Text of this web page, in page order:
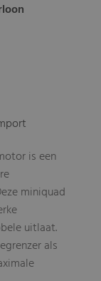
is een
miniquad
uitlaat.
als